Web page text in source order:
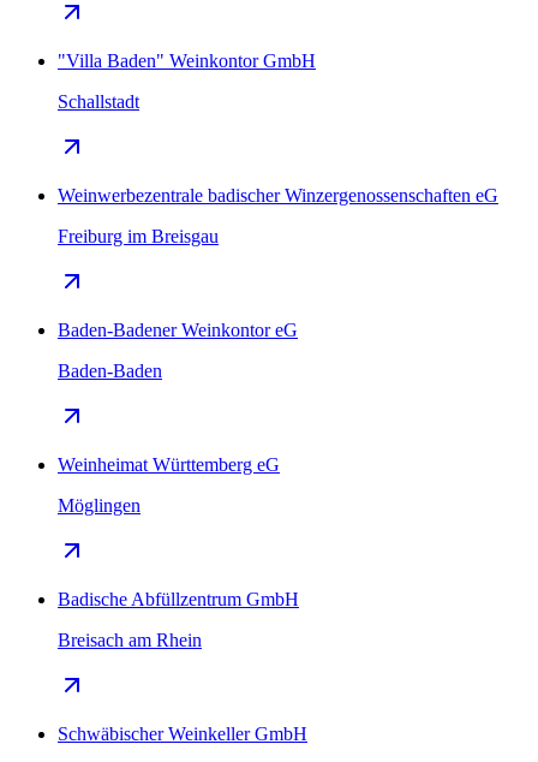
"Villa Baden" Weinkontor GmbH
Schallstadt
Weinwerbezentrale badischer Winzergenossenschaften eG
Freiburg im Breisgau
Baden-Badener Weinkontor eG
Baden-Baden
Weinheimat Württemberg eG
Möglingen
Badische Abfüllzentrum GmbH
Breisach am Rhein
Schwäbischer Weinkeller GmbH